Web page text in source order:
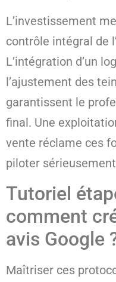
L’investissement
contrôle intégral de
L’intégration d’un
l’ajustement des
garantissent le
final. Une
vente réclame ces
piloter
Tutoriel
comment
avis Google
Maîtriser ces